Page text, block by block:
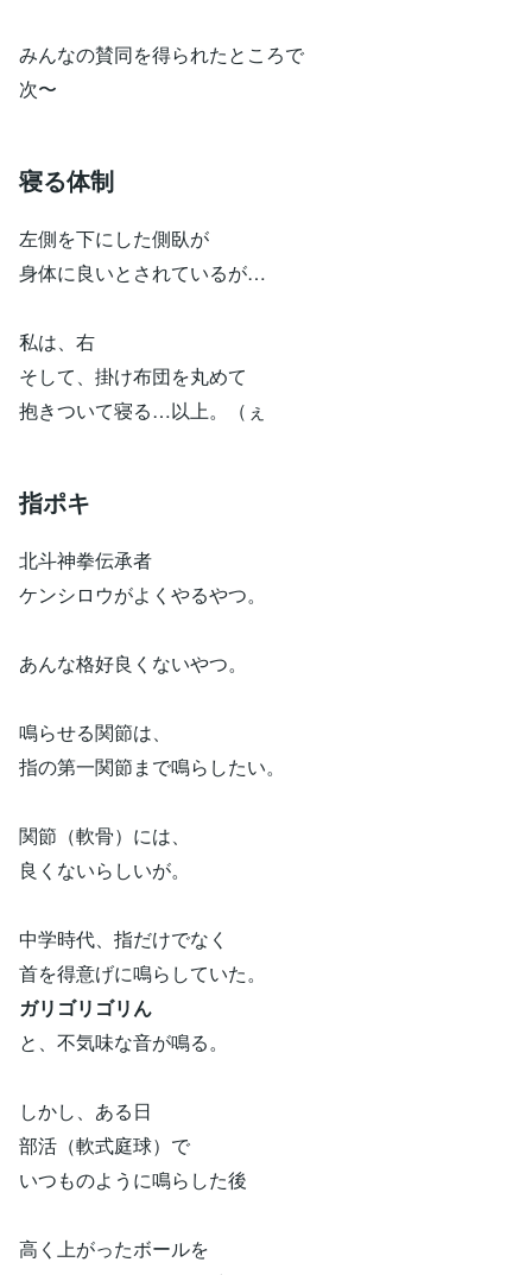
みんなの賛同を得られたところで
次〜
寝る体制
左側を下にした側臥が
身体に良いとされているが…
私は、右
そして、掛け布団を丸めて
抱きついて寝る…以上。（ぇ
指ポキ
北斗神拳伝承者
ケンシロウがよくやるやつ。
あんな格好良くないやつ。
鳴らせる関節は、
指の第一関節まで鳴らしたい。
関節（軟骨）には、
良くないらしいが。
中学時代、指だけでなく
首を得意げに鳴らしていた。
ガリゴリゴリん
と、不気味な音が鳴る。
しかし、ある日
部活（軟式庭球）で
いつものように鳴らした後
高く上がったボールを